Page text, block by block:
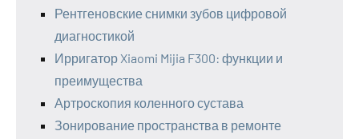
Рентгеновские снимки зубов цифровой
диагностикой
Ирригатор Xiaomi Mijia F300: функции и
преимущества
Артроскопия коленного сустава
Зонирование пространства в ремонте